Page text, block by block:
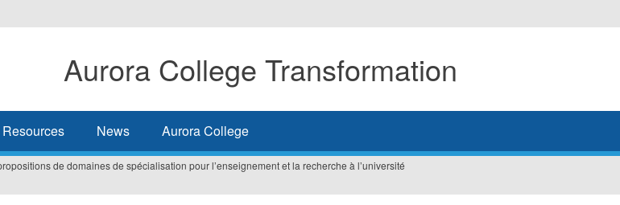
Aurora College Transformation
Resources News Aurora College
de domaines de spécialisation pour l’enseignement et la recherche à l’université